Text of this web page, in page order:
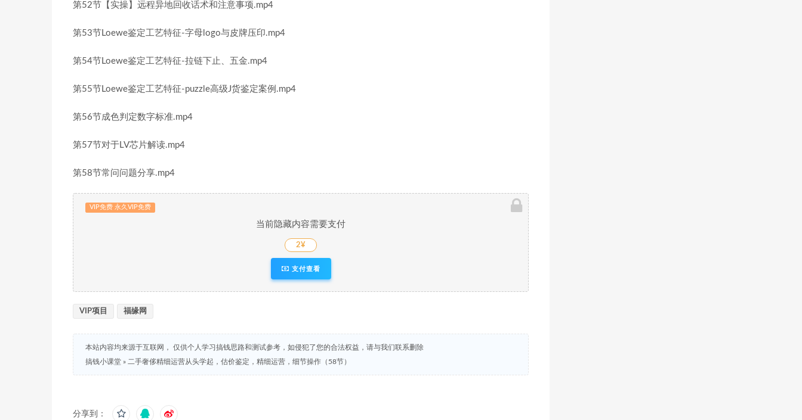
第52节【实操】远程异地回收话术和注意事项.mp4
第53节Loewe鉴定工艺特征-字母logo与皮牌压印.mp4
第54节Loewe鉴定工艺特征-拉链下止、五金.mp4
第55节Loewe鉴定工艺特征-puzzle高级J货鉴定案例.mp4
第56节成色判定数字标准.mp4
第57节对于LV芯片解读.mp4
第58节常问问题分享.mp4
VIP免费 永久VIP免费
当前隐藏内容需要支付
2¥
支付查看
VIP项目 福缘网
本站内容均来源于互联网， 仅供个人学习搞钱思路和测试参考，如侵犯了您的合法权益，请与我们联系删除
搞钱小课堂 » 二手奢侈精细运营从头学起，估价鉴定，精细运营，细节操作（58节）
分享到：